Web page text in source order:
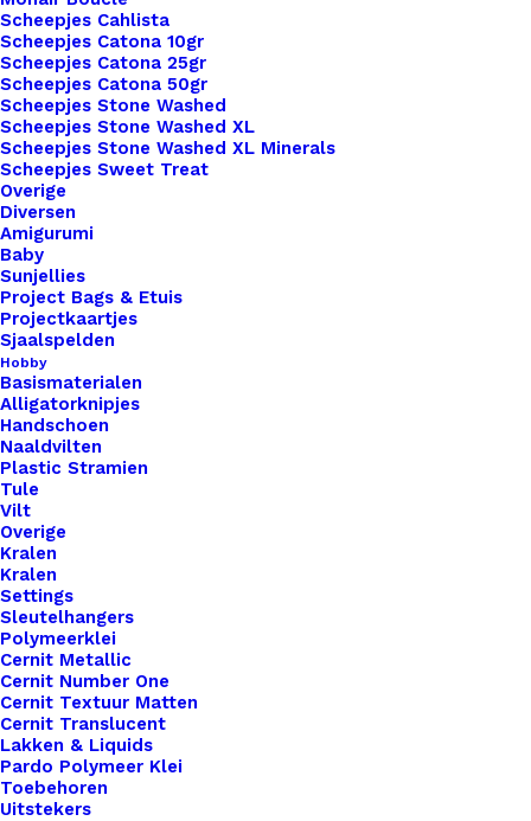
Scheepjes Cahlista
Scheepjes Catona 10gr
Scheepjes Catona 25gr
Scheepjes Catona 50gr
Scheepjes Stone Washed
Scheepjes Stone Washed XL
Scheepjes Stone Washed XL Minerals
Scheepjes Sweet Treat
Overige
Diversen
Amigurumi
Baby
Sunjellies
Project Bags & Etuis
Projectkaartjes
Sjaalspelden
Hobby
Basismaterialen
Alligatorknipjes
Handschoen
Naaldvilten
Plastic Stramien
Tule
Vilt
Overige
Kralen
Kralen
Settings
Sleutelhangers
Polymeerklei
Cernit Metallic
Cernit Number One
Cernit Textuur Matten
Cernit Translucent
Lakken & Liquids
Pardo Polymeer Klei
Toebehoren
Uitstekers
1xRonde Leren Label 3,5cm Stier
Ronde
Leren
Label
3,5cm
Stier
aantal
Toevoegen aan winkelwagen
Toevoegen aan verlanglijst
Artikelnummer
Categorie
Binnen 1-3 werkdagen verzonden
Veilig betalen
Unieke en kwaliteitsproducten
Overzicht